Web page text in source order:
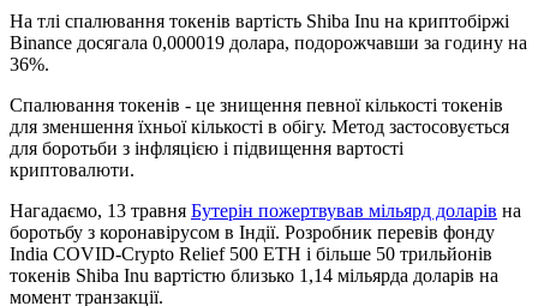
На тлі спалювання токенів вартість Shiba Inu на криптобіржі
Binance досягала 0,000019 долара, подорожчавши за годину на
36%.
Спалювання токенів - це знищення певної кількості токенів
для зменшення їхньої кількості в обігу. Метод застосовується
для боротьби з інфляцією і підвищення вартості
криптовалюти.
Нагадаємо, 13 травня Бутерін пожертвував мільярд доларів на
боротьбу з коронавірусом в Індії. Розробник перевів фонду
India COVID-Crypto Relief 500 ETH і більше 50 трильйонів
токенів Shiba Inu вартістю близько 1,14 мільярда доларів на
момент транзакції.